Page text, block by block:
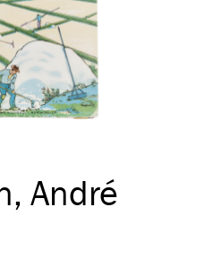
, André